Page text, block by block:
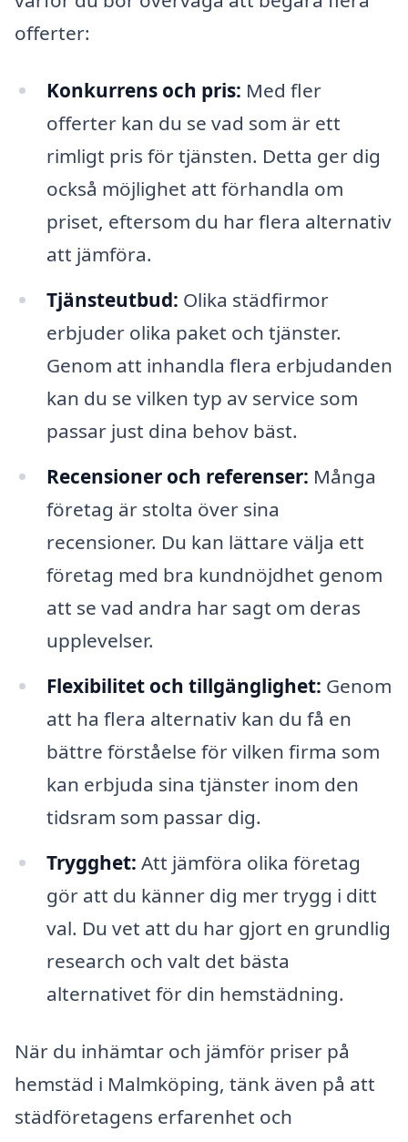
offerter:
Konkurrens och pris: Med fler
offerter kan du se vad som är ett
rimligt pris för tjänsten. Detta ger dig
också möjlighet att förhandla om
priset, eftersom du har flera alternativ
att jämföra.
Tjänsteutbud: Olika städfirmor
erbjuder olika paket och tjänster.
Genom att inhandla flera erbjudanden
kan du se vilken typ av service som
passar just dina behov bäst.
Recensioner och referenser: Många
företag är stolta över sina
recensioner. Du kan lättare välja ett
företag med bra kundnöjdhet genom
att se vad andra har sagt om deras
upplevelser.
Flexibilitet och tillgänglighet: Genom
att ha flera alternativ kan du få en
bättre förståelse för vilken firma som
kan erbjuda sina tjänster inom den
tidsram som passar dig.
Trygghet: Att jämföra olika företag
gör att du känner dig mer trygg i ditt
val. Du vet att du har gjort en grundlig
research och valt det bästa
alternativet för din hemstädning.
När du inhämtar och jämför priser på
hemstäd i Malmköping, tänk även på att
städföretagens erfarenhet och